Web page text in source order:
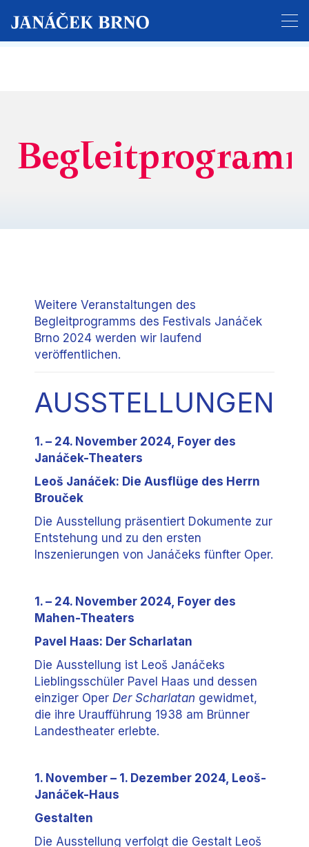
Der Ticketverkauf für das gesamte Festival hat
begonnen!
Weitere Veranstaltungen des
Begleitprogramms des Festivals Janáček
Brno 2024 werden wir laufend
veröffentlichen.
AUSSTELLUNGEN
1. – 24. November 2024, Foyer des
Janáček-Theaters
Leoš Janáček: Die Ausflüge des Herrn
Brouček
Die Ausstellung präsentiert Dokumente zur
Entstehung und zu den ersten
Inszenierungen von Janáčeks fünfter Oper.
1. – 24. November 2024, Foyer des
Mahen-Theaters
Pavel Haas: Der Scharlatan
Die Ausstellung ist Leoš Janáčeks
Lieblingsschüler Pavel Haas und dessen
einziger Oper Der Scharlatan gewidmet,
die ihre Uraufführung 1938 am Brünner
Landestheater erlebte.
1. November – 1. Dezember 2024, Leoš-
Janáček-Haus
Gestalten
Die Ausstellung verfolgt die Gestalt Leoš